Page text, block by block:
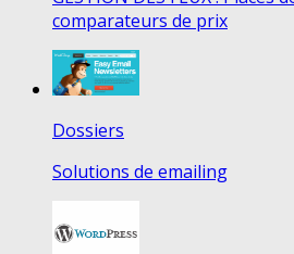
comparateurs de prix
Dossiers
Solutions de emailing